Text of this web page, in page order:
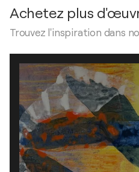
Achetez plus
Trouvez l'inspiration dans